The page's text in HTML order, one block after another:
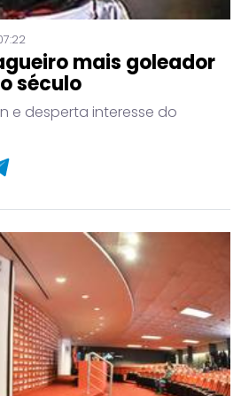
mais goleador
século
e desperta interesse do